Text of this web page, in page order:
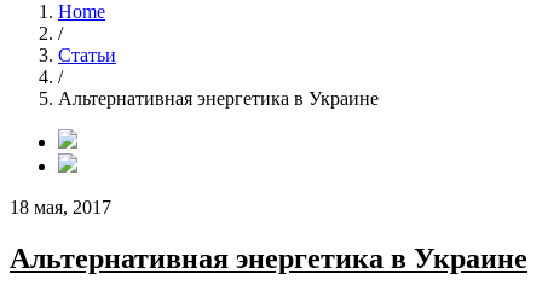
Home
/
Статьи
/
Альтернативная энергетика в Украине
18 мая, 2017
Альтернативная энергетика в Украине